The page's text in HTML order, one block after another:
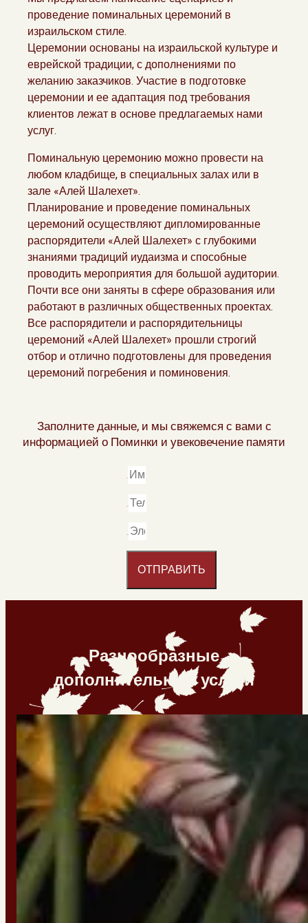
проведение поминальных церемоний в
израильском стиле.
Церемонии основаны на израильской культуре и
еврейской традиции, с дополнениями по
желанию заказчиков. Участие в подготовке
церемонии и ее адаптация под требования
клиентов лежат в основе предлагаемых нами
услуг.
Поминальную церемонию можно провести на
любом кладбище, в специальных залах или в
зале «Алей Шалехет».
Планирование и проведение поминальных
церемоний осуществляют дипломированные
распорядители «Алей Шалехет» с глубокими
знаниями традиций иудаизма и способные
проводить мероприятия для большой аудитории.
Почти все они заняты в сфере образования или
работают в различных общественных проектах.
Все распорядители и распорядительницы
церемоний «Алей Шалехет» прошли строгий
отбор и отлично подготовлены для проведения
церемоний погребения и поминовения.
Заполните данные, и мы свяжемся с вами с
информацией о Поминки и увековечение памяти
ОТПРАВИТЬ
Разнообразные
дополнительные услуги